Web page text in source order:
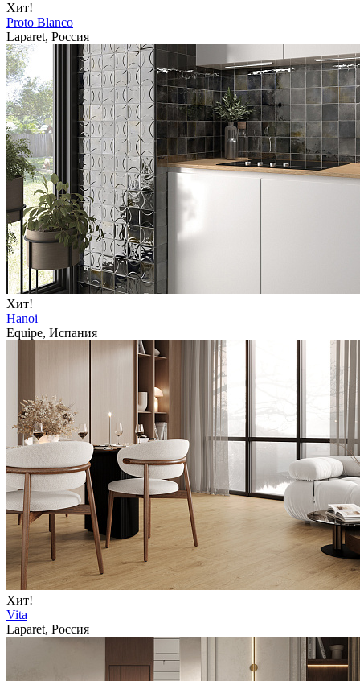
Хит!
Proto Blanco
Laparet, Россия
Хит!
Hanoi
Equipe, Испания
Хит!
Vita
Laparet, Россия